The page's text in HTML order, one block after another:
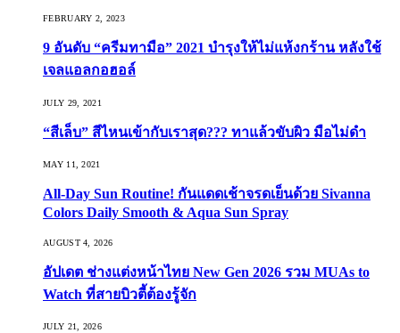
FEBRUARY 2, 2023
9 อันดับ “ครีมทามือ” 2021 บำรุงให้ไม่แห้งกร้าน หลังใช้
เจลแอลกอฮอล์
JULY 29, 2021
“สีเล็บ” สีไหนเข้ากับเราสุด??? ทาแล้วขับผิว มือไม่ดำ
MAY 11, 2021
All-Day Sun Routine! กันแดดเช้าจรดเย็นด้วย Sivanna
Colors Daily Smooth & Aqua Sun Spray
AUGUST 4, 2026
อัปเดต ช่างแต่งหน้าไทย New Gen 2026 รวม MUAs to
Watch ที่สายบิวตี้ต้องรู้จัก
JULY 21, 2026